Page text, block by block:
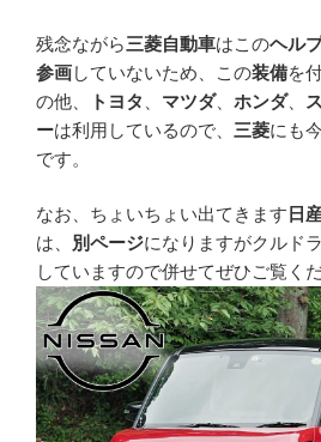
残念ながら三菱自動車はこのヘル
参画していないため、この装備を
の他、
トヨタ マツダ、 ホンダ、
ーは利用しているので、 三菱にも
です。
なお、ちょいちょい出てきます 日
は、 別ページになりますがクルド
していますので併せてぜひご覧くだ